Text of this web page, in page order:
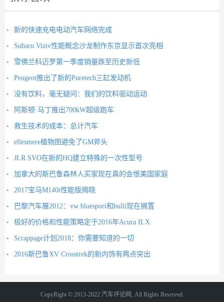
新的快速充电电动汽车网络完成
Subaru Viziv性能概念沙龙制作东京显示首次亮相
雪佛兰科迈罗第一季度销量跌至历史新低
Peugeot推出了新的Puretech三缸发动机
没有饮料，毫无疑问：我们的饮料驱动运动
阿斯顿·马丁推出700kW超级跑车
救生技术的成本：总计汽车
ellesmere植物图避免了GM斧头
JLR SVO在新的HQ建立特殊的一次性型号
加拿大的斯巴鲁森林人买家现在真的会恨美国家庭
2017宝马M140i性能版揭晓
巴黎汽车展2012：vw bluesport和bulli现在搁置
极好的价格和性能策略定于2016年Acura ILX
Scrappage计划2018：你需要知道的一切
2016斯巴鲁XV Crosstrek的新内饰有两点突出
CopyRight © 2013-2022 汽车评论网, All Rights Reserved.